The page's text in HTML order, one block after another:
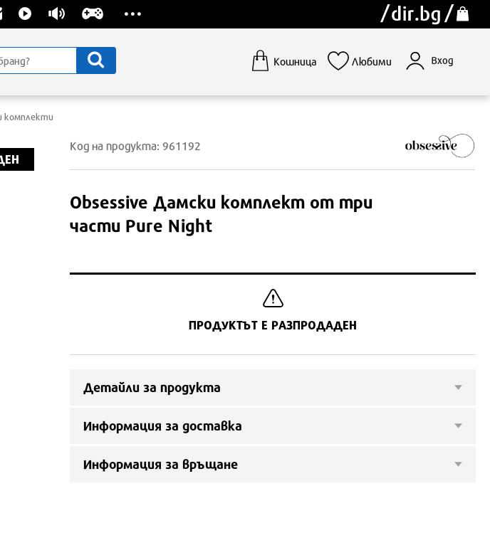
Кошница Любими Вход
комплекти
Код на продукта: 961192
Obsessive Дамски комплект от три
части Pure Night
ПРОДУКТЪТ Е РАЗПРОДАДЕН
Детайли за продукта
Информация за доставка
Информация за връщане